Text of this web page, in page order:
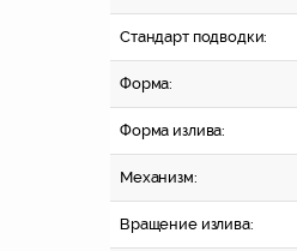
Стандарт подводки:
Форма:
Форма излива:
Механизм:
Вращение излива: